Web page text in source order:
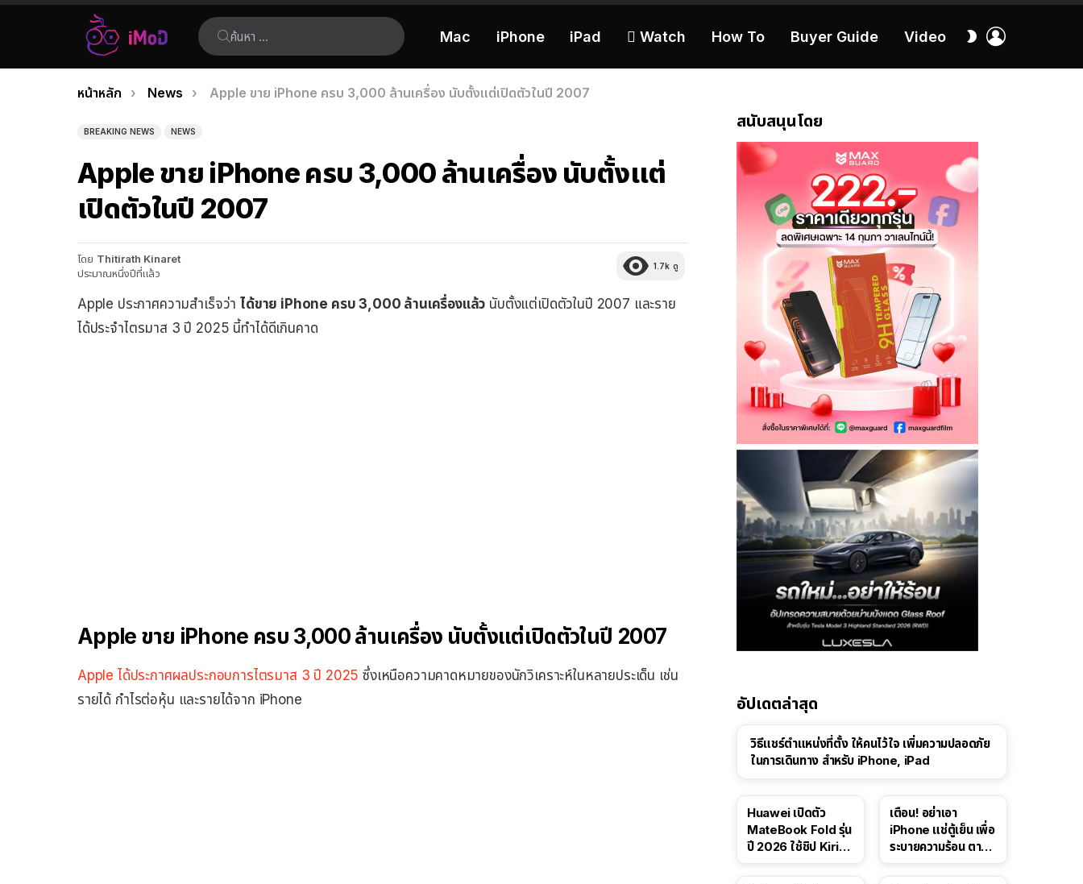
ค้นหา:
Mac iPhone iPad  Watch How To Buyer Guide Video
สลับ
เรื่อง
ล่าสุด
คุณอยู่ที่นี่:
หน้าหลัก News Apple ขาย iPhone ครบ 3,000 ล้านเครื่อง นับตั้งแต่เปิดตัวในปี 2007
BREAKING NEWS NEWS
Apple ขาย iPhone ครบ 3,000 ล้านเครื่อง นับตั้งแต่
เปิดตัวในปี 2007
โดย Thitirath Kinaret
ประมาณหนึ่งปีที่แล้ว
1.7k ดู
Apple ประกาศความสำเร็จว่าได้ขาย iPhone ครบ 3,000 ล้านเครื่องแล้ว นับตั้งแต่เปิดตัวในปี 2007 และราย
ได้ประจำไตรมาส 3 ปี 2025 นี้ทำได้ดีเกินคาด
Apple ขาย iPhone ครบ 3,000 ล้านเครื่อง นับตั้งแต่เปิดตัวในปี 2007
Apple ได้ประกาศผลประกอบการไตรมาส 3 ปี 2025 ซึ่งเหนือความคาดหมายของนักวิเคราะห์ในหลายประเด็น เช่น
รายได้ กำไรต่อหุ้น และรายได้จาก iPhone
สนับสนุนโดย
อัปเดตล่าสุด
วิธีแชร์ตำแหน่งที่ตั้ง ให้คนไว้ใจ เพิ่มความปลอดภัย
ในการเดินทาง สำหรับ iPhone, iPad
Huawei เปิดตัว
MateBook Fold รุ่น
ปี 2026 ใช้ชิป Kirin
เตือน! อย่าเอา
iPhone แช่ตู้เย็น เพื่อ
ระบายความร้อน ตาม